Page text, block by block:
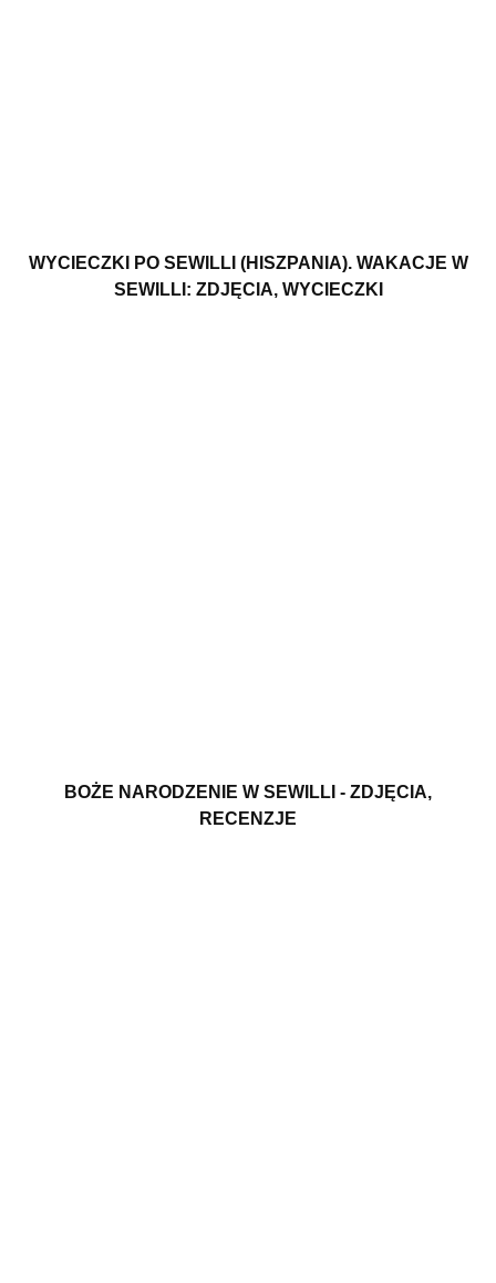
WYCIECZKI PO SEWILLI (HISZPANIA). WAKACJE W
SEWILLI: ZDJĘCIA, WYCIECZKI
BOŻE NARODZENIE W SEWILLI - ZDJĘCIA,
RECENZJE